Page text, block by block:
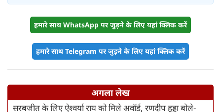
हमारे साथ WhatsApp पर जुड़ने के लिए यहां क्लिक करें
हमारे साथ Telegram पर जुड़ने के लिए यहां क्लिक करें
अगला लेख
सरबजीत के लिए ऐश्वर्या राय को मिले अवॉर्ड, रणदीप हुड्डा बोले-